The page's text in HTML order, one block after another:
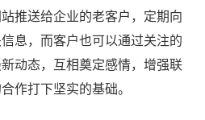
推送给企业的老客户，定期向
息，而客户也可以通过关注的
动态，互相奠定感情，增强联
作打下坚实的基础。